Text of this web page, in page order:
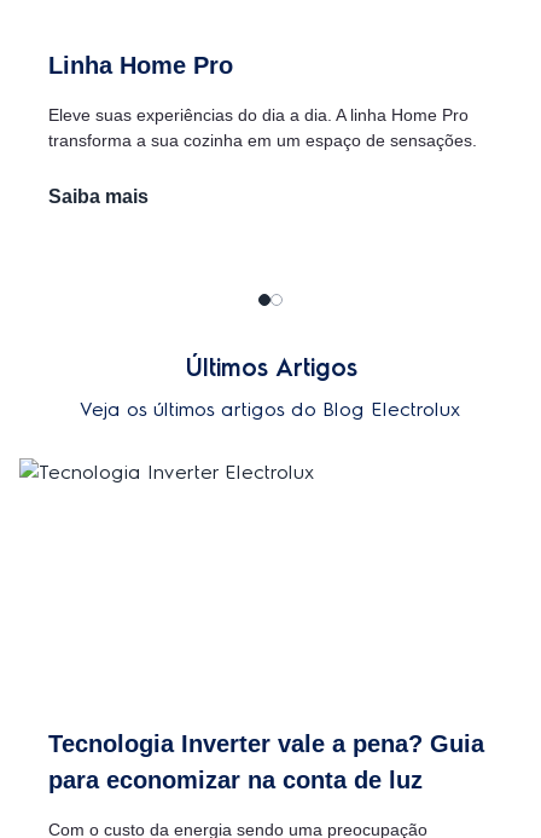
Linha Home Pro
Eleve suas experiências do dia a dia. A linha Home Pro
transforma a sua cozinha em um espaço de sensações.
Saiba mais
Últimos Artigos
Veja os últimos artigos do Blog Electrolux
Tecnologia Inverter vale a pena? Guia
para economizar na conta de luz
Com o custo da energia sendo uma preocupação